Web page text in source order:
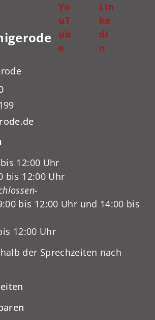
Yo
uT
ub
e
Lin
ke
dI
n
12:00 Uhr
bis 12:00 Uhr
bis 12:00 Uhr und 14:00 bis
12:00 Uhr
der Sprechzeiten nach